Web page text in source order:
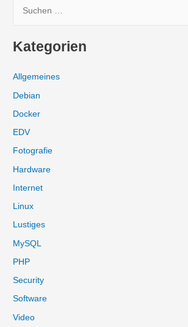
h
a
c
h
:
Kategorien
Allgemeines
Debian
Docker
EDV
Fotografie
Hardware
Internet
Linux
Lustiges
MySQL
PHP
Security
Software
Video